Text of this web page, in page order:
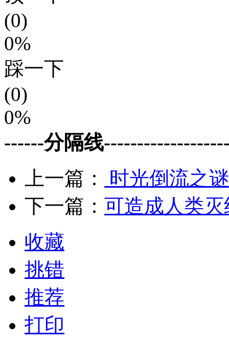
(0)
0%
踩一下
(0)
0%
------分隔线
上一篇：
时光倒流之谜
下一篇： 可造成人类
收藏
挑错
推荐
打印